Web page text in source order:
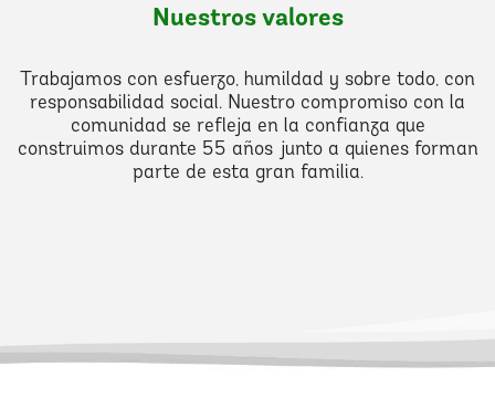
Nuestros valores
Trabajamos con esfuerzo, humildad y sobre todo, con
responsabilidad social. Nuestro compromiso con la
comunidad se refleja en la confianza que
construimos durante 55 años junto a quienes forman
parte de esta gran familia.